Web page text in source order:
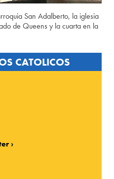
San Adalberto, la iglesia
de Queens y la cuarta en la
CATOLICOS